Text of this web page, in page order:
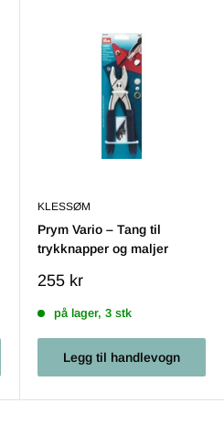
KLESSØM
Prym Vario – Tang til
trykknapper og maljer
Salgs
255 kr
på lager, 3 stk
Legg til handlevogn